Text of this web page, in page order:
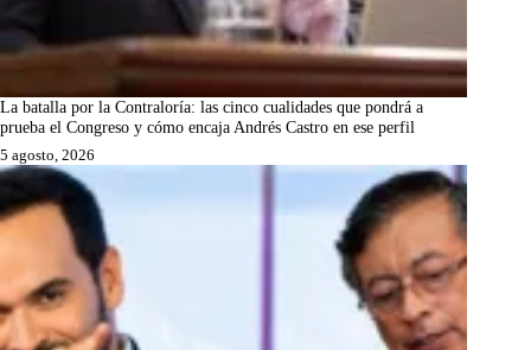
La batalla por la Contraloría: las cinco cualidades que pondrá a
prueba el Congreso y cómo encaja Andrés Castro en ese perfil
5 agosto, 2026